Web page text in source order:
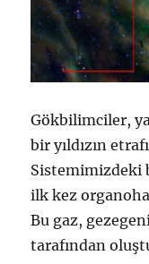
Gökbilimciler,
bir yıldızın
Sistemimizdeki
ilk kez
Bu gaz,
tarafından